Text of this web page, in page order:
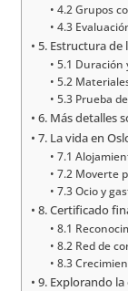
4.2 Grupos
4.3
5. Estructura de
5.1 Duración
5.2
5.3 Prueba
6. Más detalles
7. La vida en
7.1
7.2 Moverte
7.3 Ocio y
8. Certificado
8.1
8.2 Red de
8.3
9. Explorando